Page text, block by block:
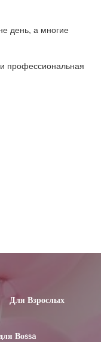
день, а многие
профессиональная
Для Взрослых
Воssa